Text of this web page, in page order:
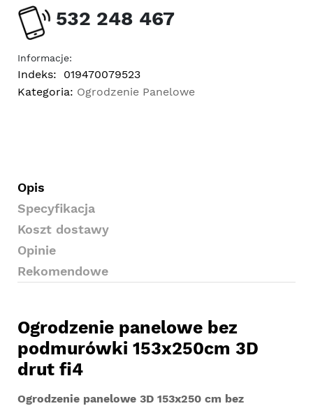
532 248 467
Informacje:
Indeks:
019470079523
Kategoria: Ogrodzenie Panelowe
Opis
Specyfikacja
Koszt dostawy
Opinie
Rekomendowe
Ogrodzenie panelowe bez
podmurówki 153x250cm 3D
drut fi4
Ogrodzenie panelowe 3D 153x250 cm bez